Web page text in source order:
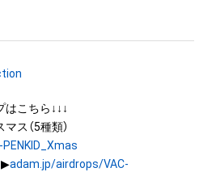
、又はそれらの権利につき登録等を
権の権利者またはその管理委託を受
れています。そのため、本アイテム
本アイテムに関する創作物にかかる
意味しません。
る方、著作隣接権の権利者またはそ
からの事前の同意なしに、上記の「本
はこちら↓↓↓
ス（5種類）
▶adam.jp/airdrops/VAC-